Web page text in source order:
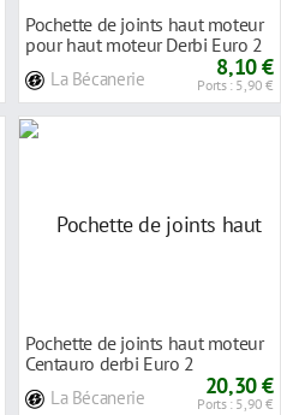
Pochette de joints haut moteur
pour haut moteur Derbi Euro 2
La Bécanerie 8,10 €
Ports : 5,90 €
Pochette de joints haut moteur
Centauro derbi Euro 2
La Bécanerie 20,30 €
Ports : 5,90 €